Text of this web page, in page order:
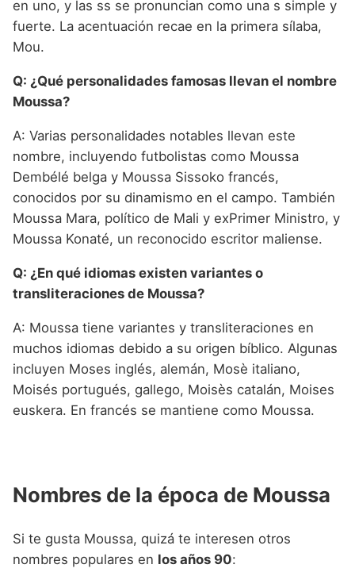
en uno, y las ss se pronuncian como una s simple y
fuerte. La acentuación recae en la primera sílaba,
Mou.
Q: ¿Qué personalidades famosas llevan el nombre
Moussa?
A: Varias personalidades notables llevan este
nombre, incluyendo futbolistas como Moussa
Dembélé belga y Moussa Sissoko francés,
conocidos por su dinamismo en el campo. También
Moussa Mara, político de Mali y exPrimer Ministro, y
Moussa Konaté, un reconocido escritor maliense.
Q: ¿En qué idiomas existen variantes o
transliteraciones de Moussa?
A: Moussa tiene variantes y transliteraciones en
muchos idiomas debido a su origen bíblico. Algunas
incluyen Moses inglés, alemán, Mosè italiano,
Moisés portugués, gallego, Moisès catalán, Moises
euskera. En francés se mantiene como Moussa.
Nombres de la época de Moussa
Si te gusta Moussa, quizá te interesen otros
nombres populares en los años 90: